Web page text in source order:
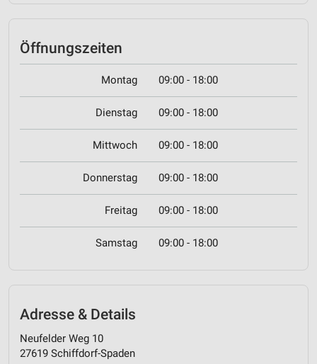
Öffnungszeiten
Montag 09:00 - 18:00
Dienstag 09:00 - 18:00
Mittwoch 09:00 - 18:00
Donnerstag 09:00 - 18:00
Freitag 09:00 - 18:00
Samstag 09:00 - 18:00
Adresse & Details
Neufelder Weg 10
27619 Schiffdorf-Spaden